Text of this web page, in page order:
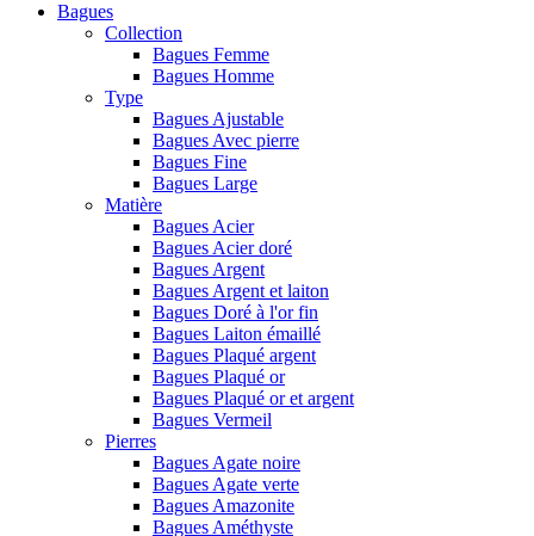
Bagues
Collection
Bagues Femme
Bagues Homme
Type
Bagues Ajustable
Bagues Avec pierre
Bagues Fine
Bagues Large
Matière
Bagues Acier
Bagues Acier doré
Bagues Argent
Bagues Argent et laiton
Bagues Doré à l'or fin
Bagues Laiton émaillé
Bagues Plaqué argent
Bagues Plaqué or
Bagues Plaqué or et argent
Bagues Vermeil
Pierres
Bagues Agate noire
Bagues Agate verte
Bagues Amazonite
Bagues Améthyste